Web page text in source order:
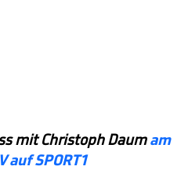
mit Christoph Daumam
auf SPORT1